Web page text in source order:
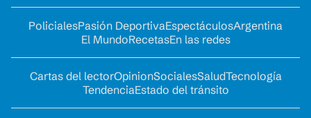
PolicialesPasión DeportivaEspectáculosArgentina
El MundoRecetasEn las redes
Cartas del lectorOpinionSocialesSaludTecnología
TendenciaEstado del tránsito